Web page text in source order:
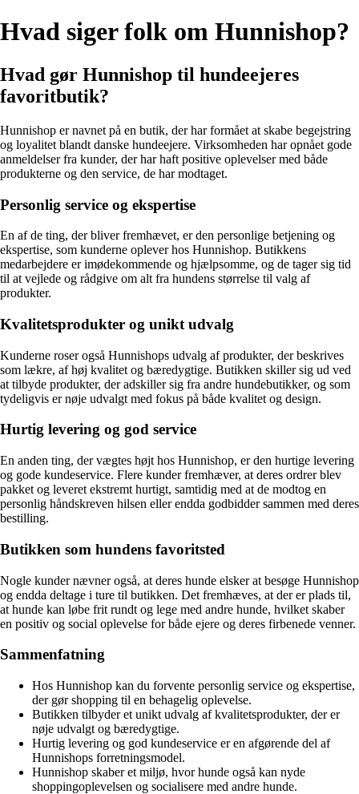
Hvad siger folk om Hunnishop?
Hvad gør Hunnishop til hundeejeres
favoritbutik?
Hunnishop er navnet på en butik, der har formået at skabe begejstring
og loyalitet blandt danske hundeejere. Virksomheden har opnået gode
anmeldelser fra kunder, der har haft positive oplevelser med både
produkterne og den service, de har modtaget.
Personlig service og ekspertise
En af de ting, der bliver fremhævet, er den personlige betjening og
ekspertise, som kunderne oplever hos Hunnishop. Butikkens
medarbejdere er imødekommende og hjælpsomme, og de tager sig tid
til at vejlede og rådgive om alt fra hundens størrelse til valg af
produkter.
Kvalitetsprodukter og unikt udvalg
Kunderne roser også Hunnishops udvalg af produkter, der beskrives
som lækre, af høj kvalitet og bæredygtige. Butikken skiller sig ud ved
at tilbyde produkter, der adskiller sig fra andre hundebutikker, og som
tydeligvis er nøje udvalgt med fokus på både kvalitet og design.
Hurtig levering og god service
En anden ting, der vægtes højt hos Hunnishop, er den hurtige levering
og gode kundeservice. Flere kunder fremhæver, at deres ordrer blev
pakket og leveret ekstremt hurtigt, samtidig med at de modtog en
personlig håndskreven hilsen eller endda godbidder sammen med deres
bestilling.
Butikken som hundens favoritsted
Nogle kunder nævner også, at deres hunde elsker at besøge Hunnishop
og endda deltage i ture til butikken. Det fremhæves, at der er plads til,
at hunde kan løbe frit rundt og lege med andre hunde, hvilket skaber
en positiv og social oplevelse for både ejere og deres firbenede venner.
Sammenfatning
Hos Hunnishop kan du forvente personlig service og ekspertise,
der gør shopping til en behagelig oplevelse.
Butikken tilbyder et unikt udvalg af kvalitetsprodukter, der er
nøje udvalgt og bæredygtige.
Hurtig levering og god kundeservice er en afgørende del af
Hunnishops forretningsmodel.
Hunnishop skaber et miljø, hvor hunde også kan nyde
shoppingoplevelsen og socialisere med andre hunde.